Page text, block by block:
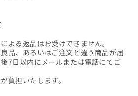
よる返品はお受けできません。
品、あるいはご注文と違う商品が届
7日以内にメールまたは電話にてご
負担いたします。